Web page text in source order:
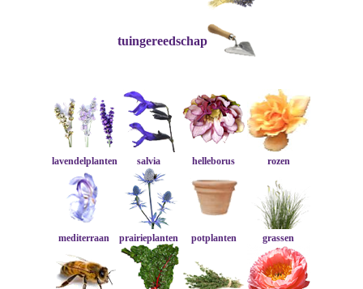
tuingereedschap
lavendelplanten salvia helleborus rozen
mediterraan prairieplanten potplanten grassen